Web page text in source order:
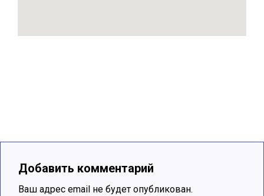
Добавить комментарий
Ваш адрес email не будет опубликован.